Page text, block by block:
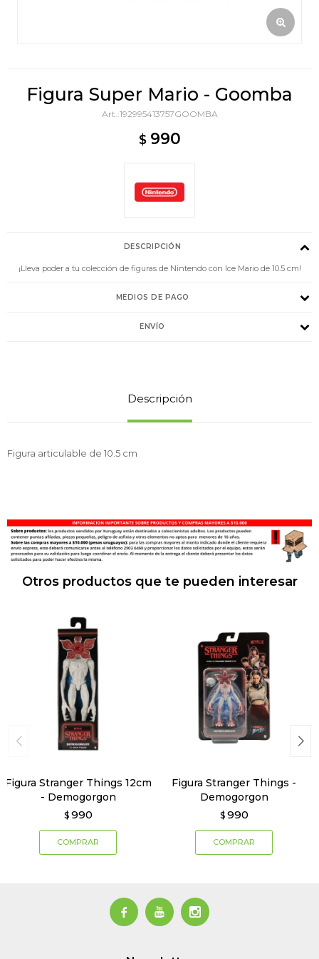
Figura Super Mario - Goomba
192995413757GOOMBA
$ 990
DESCRIPCIÓN
¡Lleva poder a tu colección de figuras de Nintendo con Ice Mario de 10.5 cm!
MEDIOS DE PAGO
ENVÍO
Descripción
Figura articulable de 10.5 cm
Otros productos que te pueden interesar
Figura Stranger Things 12cm
- Demogorgon
$ 990
Figura Stranger Things -
Demogorgon
$ 990
  